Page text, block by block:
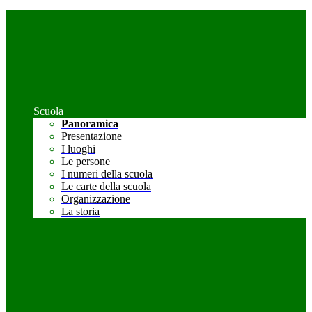
Scuola
Panoramica
Presentazione
I luoghi
Le persone
I numeri della scuola
Le carte della scuola
Organizzazione
La storia